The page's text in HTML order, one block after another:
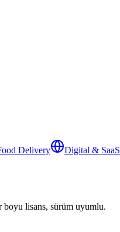
Delivery Digital & SaaS
boyu lisans, sürüm uyumlu.